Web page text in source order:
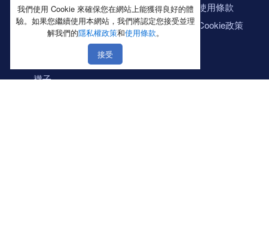
新品上市區
內褲
襪子
南部
東部
使用條款
Cookie政策
我們使用 Cookie 來確保您在網站上能獲得良好的體
驗。如果您繼續使用本網站，我們將認定您接受並理
解我們的隱私權政策和使用條款。
接受